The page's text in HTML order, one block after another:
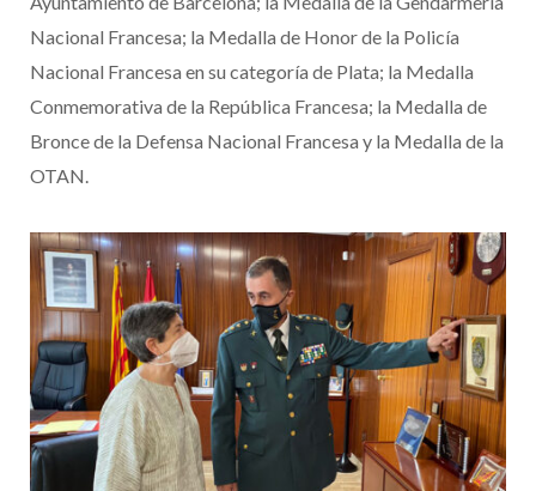
Nacional Francesa; la Medalla de Honor de la Policía
Nacional Francesa en su categoría de Plata; la Medalla
Conmemorativa de la República Francesa; la Medalla de
Bronce de la Defensa Nacional Francesa y la Medalla de la
OTAN.